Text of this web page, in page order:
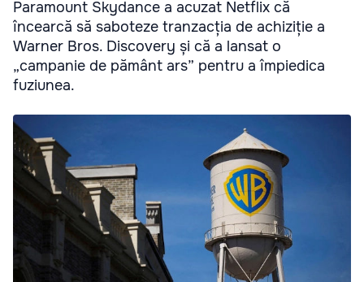
Paramount Skydance a acuzat Netflix că
încearcă să saboteze tranzacția de achiziție a
Warner Bros. Discovery și că a lansat o
„campanie de pământ ars” pentru a împiedica
fuziunea.